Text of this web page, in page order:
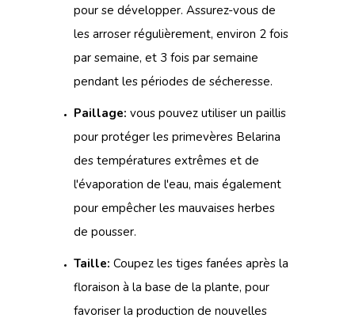
pour se développer. Assurez-vous de
les arroser régulièrement, environ 2 fois
par semaine, et 3 fois par semaine
pendant les périodes de sécheresse.
Paillage: vous pouvez utiliser un paillis
pour protéger les primevères Belarina
des températures extrêmes et de
l'évaporation de l'eau, mais également
pour empêcher les mauvaises herbes
de pousser.
Taille: Coupez les tiges fanées après la
floraison à la base de la plante, pour
favoriser la production de nouvelles